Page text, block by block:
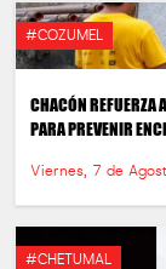
#COZUMEL
CHACÓN REFUERZA
PARA PREVENIR
Viernes, 7 de
#CHETUMAL